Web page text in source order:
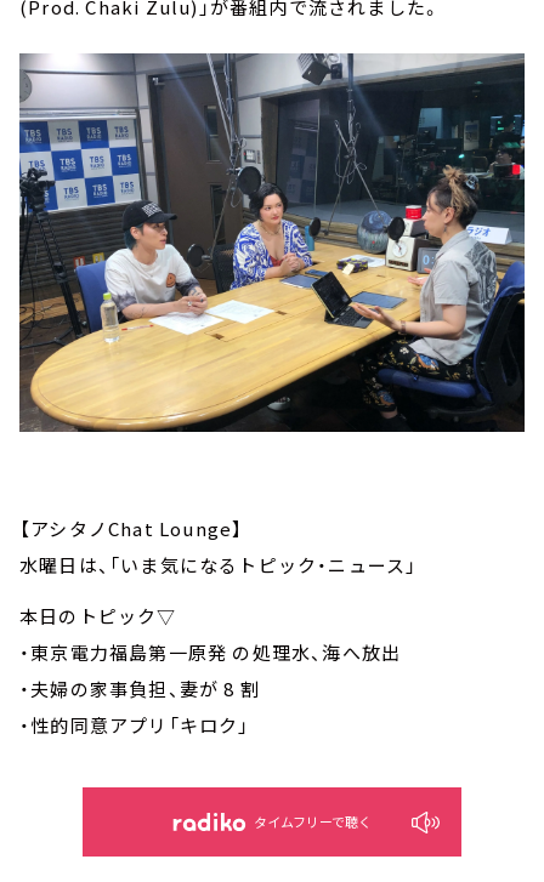
(Prod. Chaki Zulu)」が番組内で流されました。
【アシタノChat Lounge】
水曜日は、「いま気になるトピック・ニュース」
本日のトピック▽
・東京電力福島第一原発 の処理水、海へ放出
・夫婦の家事負担、妻が 8 割
・性的同意アプリ「キロク」
タイムフリーで聴く